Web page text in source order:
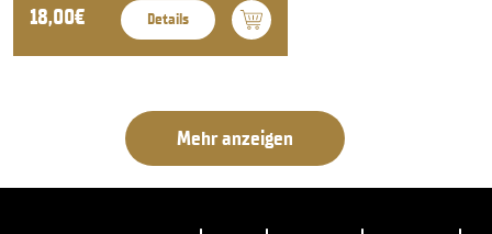
18,00€ Details
Mehr anzeigen